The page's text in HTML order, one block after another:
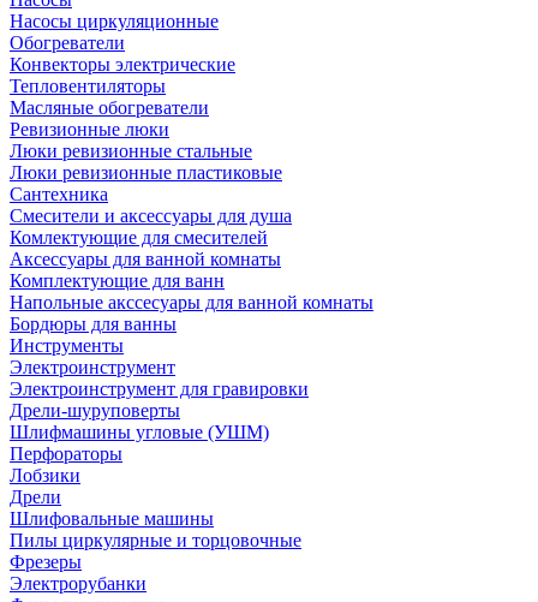
Насосы циркуляционные
Обогреватели
Конвекторы электрические
Тепловентиляторы
Масляные обогреватели
Ревизионные люки
Люки ревизионные стальные
Люки ревизионные пластиковые
Сантехника
Смесители и аксессуары для душа
Комлектующие для смесителей
Аксессуары для ванной комнаты
Комплектующие для ванн
Напольные акссесуары для ванной комнаты
Бордюры для ванны
Инструменты
Электроинструмент
Электроинструмент для гравировки
Дрели-шуруповерты
Шлифмашины угловые (УШМ)
Перфораторы
Лобзики
Дрели
Шлифовальные машины
Пилы циркулярные и торцовочные
Фрезеры
Электрорубанки